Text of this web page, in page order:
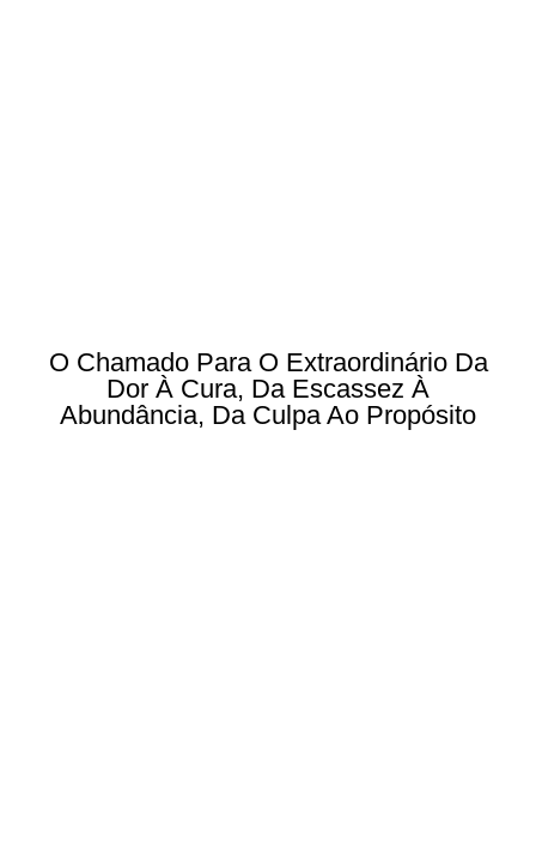
O Chamado Para O Extraordinário Da
Dor À Cura, Da Escassez À
Abundância, Da Culpa Ao Propósito